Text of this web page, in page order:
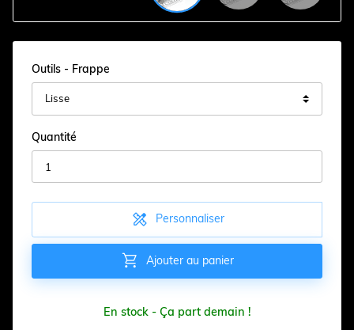
Outils - Frappe
Quantité
 Personnaliser
 Ajouter au panier
En stock - Ça part demain !